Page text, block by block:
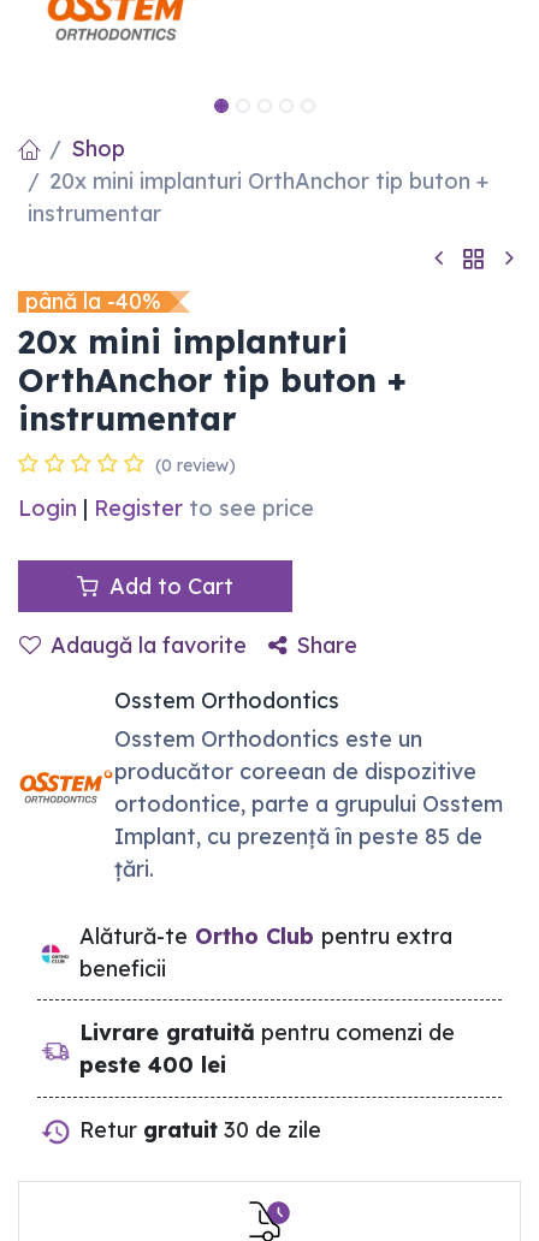
Shop
20x mini implanturi OrthAnchor tip buton +
instrumentar
până la -40%
20x mini implanturi
OrthAnchor tip buton +
instrumentar
(0 review)
Login | Register to see price
Add to Cart
Adaugă la favorite
Share
Osstem Orthodontics
Osstem Orthodontics este un
producător coreean de dispozitive
ortodontice, parte a grupului Osstem
Implant, cu prezență în peste 85 de
țări.
Alătură-te Ortho Club pentru extra
beneficii
Livrare gratuită pentru comenzi de
peste 400 lei
Retur gratuit 30 de zile